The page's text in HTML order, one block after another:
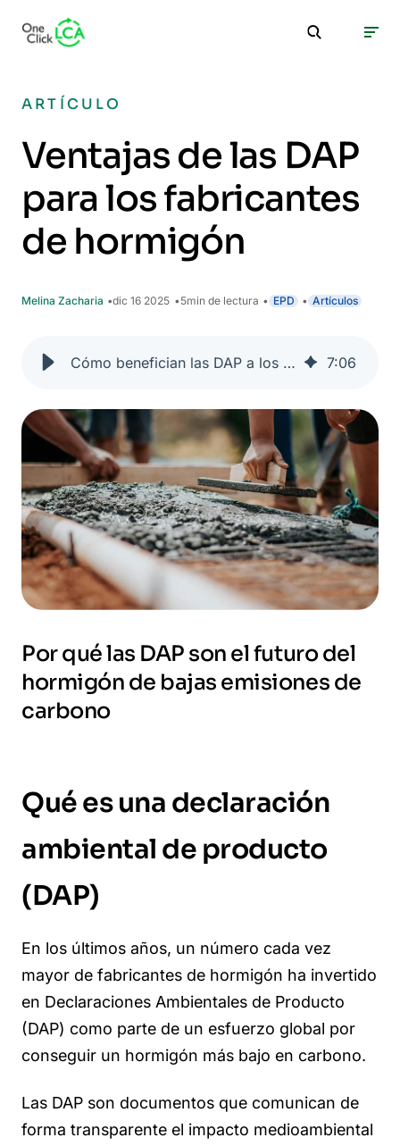
ARTÍCULO
Ventajas de las DAP
para los fabricantes
de hormigón
Melina Zacharia dic 16 2025 5min de lectura EPD Artículos
Cómo benefician las DAP a los fabricantes de hormigón | One Click LCA 7:06
Por qué las DAP son el futuro del
hormigón de bajas emisiones de
carbono
Qué es una declaración
ambiental de producto
(DAP)
En los últimos años, un número cada vez
mayor de fabricantes de hormigón ha invertido
en Declaraciones Ambientales de Producto
(DAP) como parte de un esfuerzo global por
conseguir un hormigón más bajo en carbono.
Las DAP son documentos que comunican de
forma transparente el impacto medioambiental